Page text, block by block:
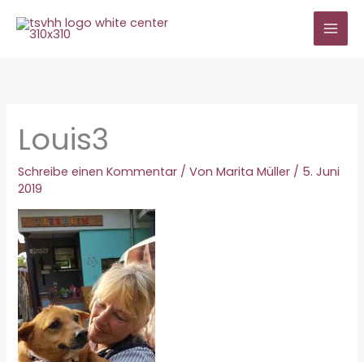
Inhalt
Louis3
Schreibe einen Kommentar / VonMarita Müller / 5. Juni
2019